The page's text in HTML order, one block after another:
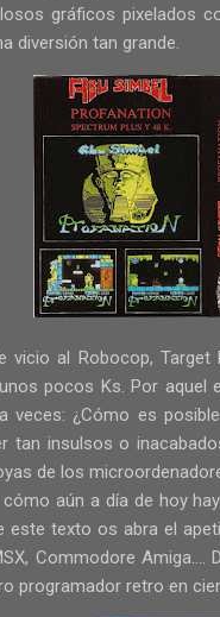
gráficos pixelados
diversión tan grande.
al Robocop, Target
pocos Ks. Por
veces: ¿Cómo es
tan insulsos o
de los
aún a día de hoy
este texto os abra el
Commodore
programador retro en